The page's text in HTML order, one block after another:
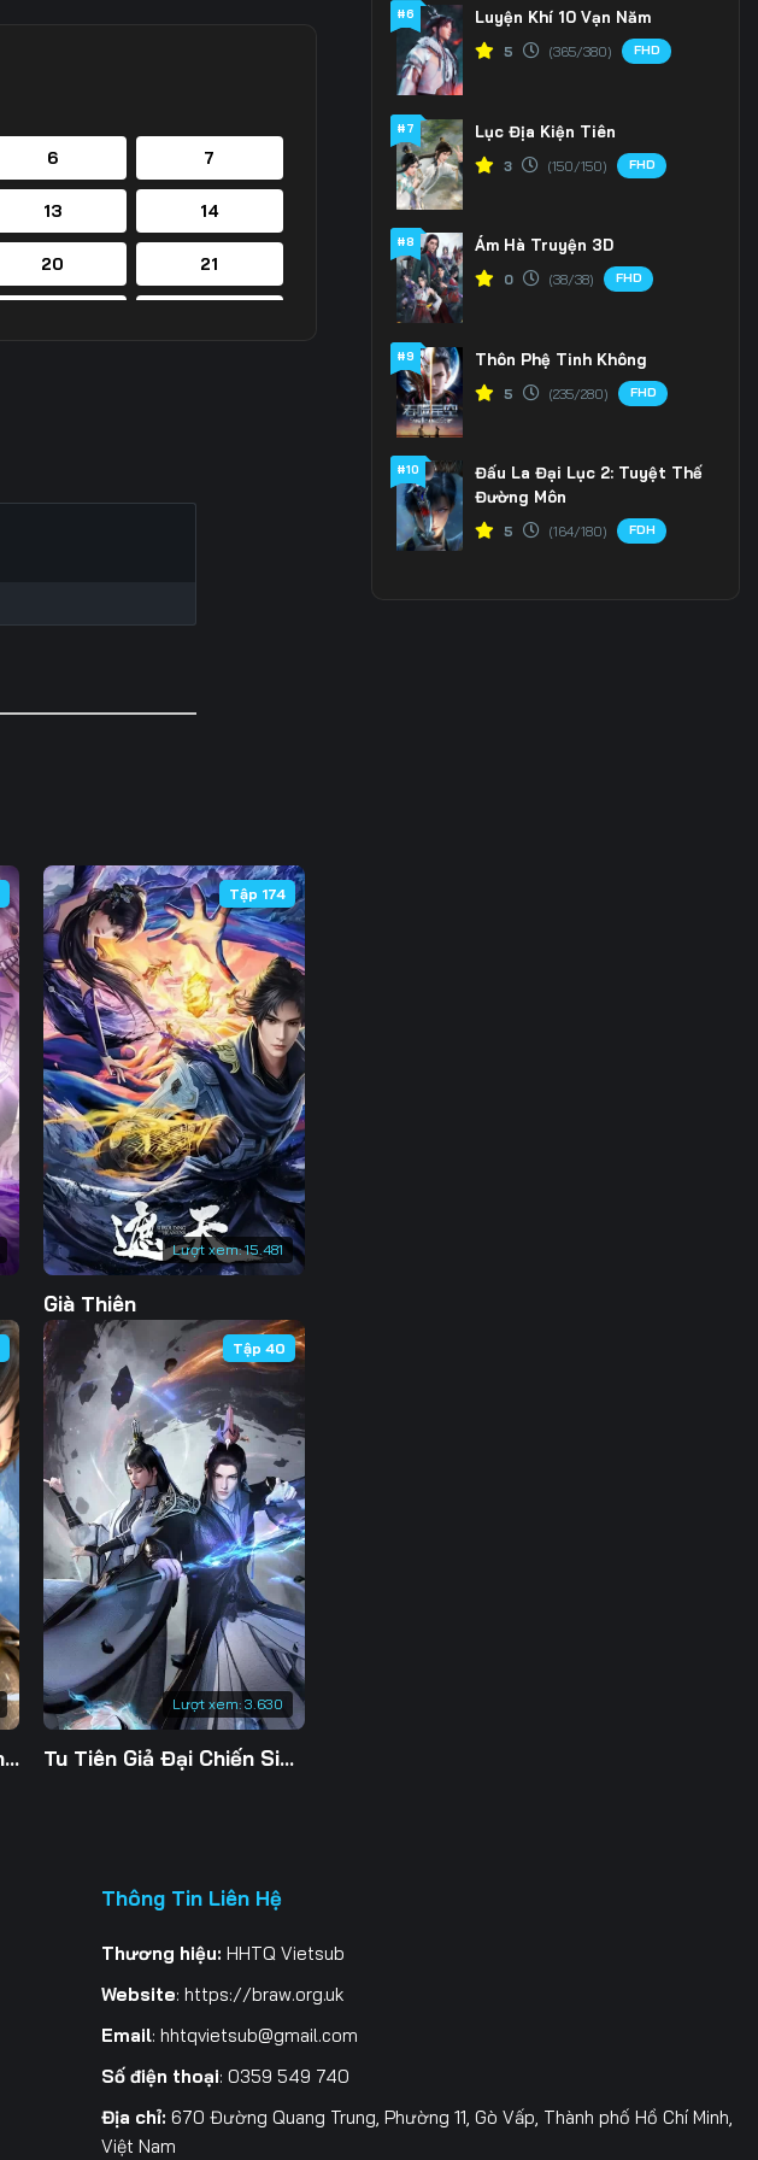
6 7
13 14
20 21
104 105
111 112
118 119
125 126
132 133
139 140
146 147
153 154
160 161
167 168
174 175
181 182
188 189
195 196
202 203
209 210
216 217
238
245
Lượt xem:15.481
Tập 174
Già Thiên
Bắt Đầu Với Chí Tôn Đan Điền
Lượt xem: 3.630
Tập 40
Tu Tiên Giả Đại Chiến Siêu Năng Lực 3D
#6 Luyện Khí 10 Vạn Năm
5 (365/380) FHD
#7 Lục Địa Kiện Tiên
3 (150/150) FHD
#8 Ám Hà Truyện 3D
0 (38/38) FHD
#9 Thôn Phệ Tinh Không
5 (235/280) FHD
#10
Đấu La Đại Lục 2: Tuyệt Thế
Đường Môn
5 (164/180) FDH
Thông Tin Liên Hệ
Thương hiệu: HHTQ Vietsub
Website: https://braw.org.uk
Email: hhtqvietsub@gmail.com
Số điện thoại: 0359 549 740
Địa chỉ: 670 Đường Quang Trung, Phường 11, Gò Vấp, Thành phố Hồ Chí Minh,
Việt Nam